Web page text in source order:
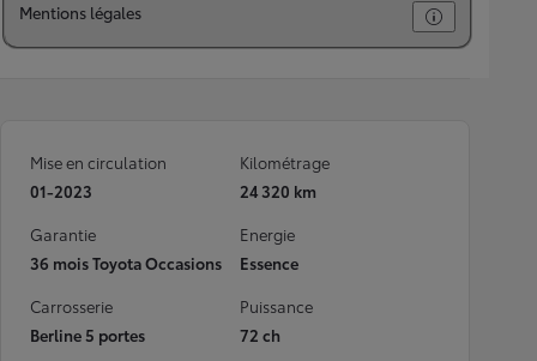
Mentions légales
Mise en circulation
01-2023
Kilométrage
24 320 km
Garantie
36 mois Toyota Occasions
Energie
Essence
Carrosserie
Berline 5 portes
Puissance
72 ch